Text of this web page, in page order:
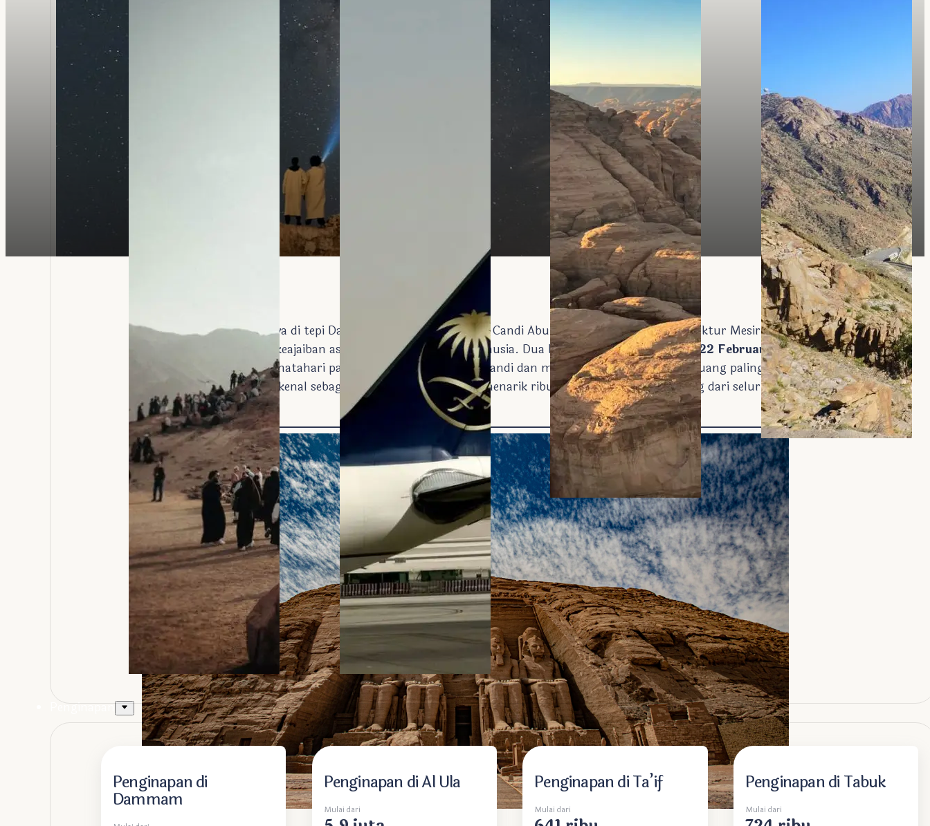
Penginapan
Penginapan di
Dammam
Penginapan di Al Ula
Mulai dari
Penginapan di Ta’if
Mulai dari
Penginapan di Tabuk
Mulai dari
Di selatan Mesir, tepatnya di tepi Danau Nasser, berdiri megah Candi Abu Simbel – mahakarya arsitektur Mesir
Kuno yang menyimpan keajaiban astronomi dan rekayasa manusia. Dua kali setahun, pada tanggal22 Februari
dan 22 Oktober, sinar matahari pagi menembus kedalaman candi dan menerangi patung dewa di ruang paling
dalam. Peristiwa yang dikenal sebagai
Festival Matahariini menarik ribuan wisatawan dan arkeolog dari seluruh
dunia.